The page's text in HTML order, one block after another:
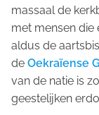
massaal de
met mensen die
aldus de
de Oekraïense
van de natie is
geestelijken